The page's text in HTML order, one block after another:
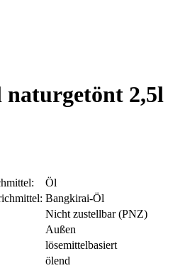
2,5l
Öl
Bangkirai-Öl
Nicht zustellbar (PNZ)
Außen
lösemittelbasiert
ölend